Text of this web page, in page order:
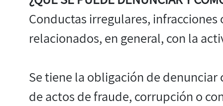
Conductas irregulares,
relacionados, en general, con la
Se tiene la obligación de
de actos de fraude, corrupción o